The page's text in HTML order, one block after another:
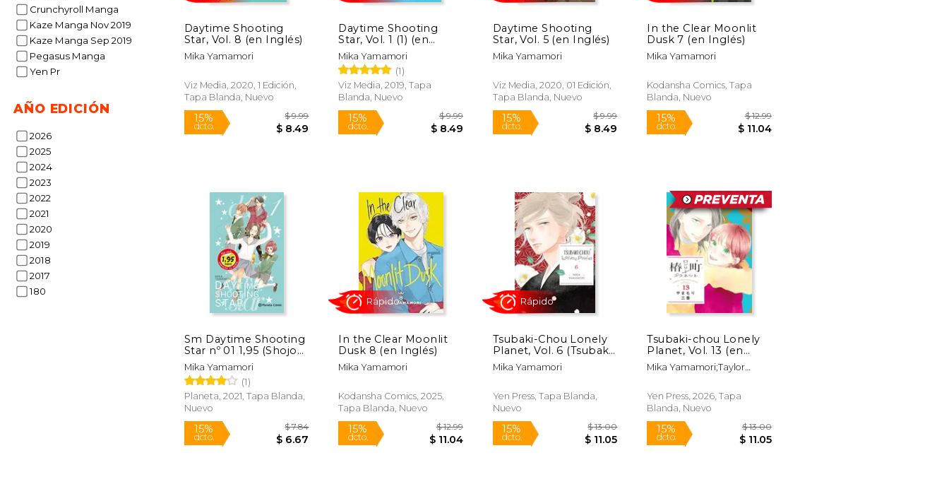
Crunchyroll Manga
Kaze Manga Nov 2019
Kaze Manga Sep 2019
Pegasus Manga
Yen Pr
AÑO EDICIÓN
2026
2025
2024
2023
2022
2021
2020
2019
2018
2017
180
Daytime Shooting
Star, Vol. 8 (en Inglés)
Mika Yamamori
Viz Media, 2020, 1 Edición,
Tapa Blanda, Nuevo
15%
dcto.
Rápido
Daytime Shooting
Star, Vol. 1 (1) (en
Inglés)
Mika Yamamori
(1)
Viz Media, 2019, Tapa
Blanda, Nuevo
15%
dcto.
Rápido
Daytime Shooting
Star, Vol. 5 (en Inglés)
Mika Yamamori
Viz Media, 2020, 01 Edición,
Tapa Blanda, Nuevo
15%
dcto.
$ 9.99
$ 8.49
Rápido
In the Clear Moonlit
Dusk 7 (en Inglés)
Mika Yamamori
Kodansha Comics, Tapa
Blanda, Nuevo
15%
dcto.
Rápido
Sm Daytime Shooting
Star nº 01 1,95 (Shojo
Manía) - Mika
Yamamori - Libro
Físico
Mika Yamamori
(1)
Planeta, 2021, Tapa Blanda,
Nuevo
In the Clear Moonlit
Dusk 8 (en Inglés)
Mika Yamamori
Kodansha Comics, 2025,
Tapa Blanda, Nuevo
Rápido
Tsubaki-Chou Lonely
Planet, Vol. 6 (Tsubaki-
Chou Lonely Planet, 6)
(en Inglés)
Mika Yamamori
Yen Press, Tapa Blanda,
Nuevo
Rápido
Tsubaki-chou Lonely
Planet, Vol. 13 (en
Inglés)
Mika Yamamori;Taylor
Yen Press, 2026, Tapa
Blanda, Nuevo